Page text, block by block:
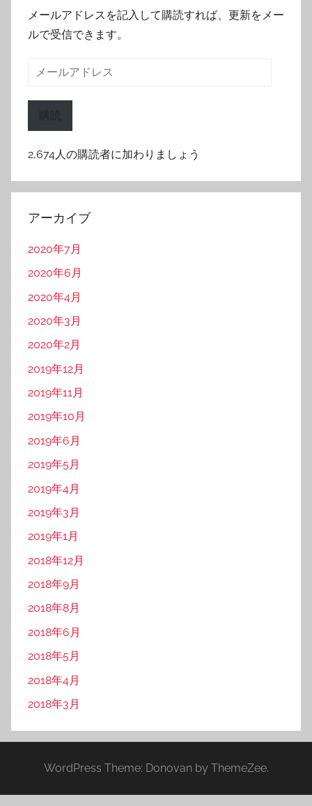
メールアドレスを記入して購読すれば、更新をメー
ルで受信できます。
ス
購読
2,674人の購読者に加わりましょう
アーカイブ
2020年7月
2020年6月
2020年4月
2020年3月
2020年2月
2019年12月
2019年11月
2019年10月
2019年6月
2019年5月
2019年4月
2019年3月
2019年1月
2018年12月
2018年9月
2018年8月
2018年6月
2018年5月
2018年4月
2018年3月
WordPress Theme: Donovan by ThemeZee.